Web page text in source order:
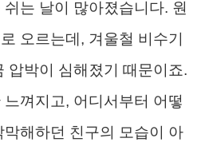
는 날이 많아졌습니다. 원
오르는데, 겨울철 비수기
압박이 심해졌기 때문이죠.
껴지고, 어디서부터 어떻
해하던 친구의 모습이 아